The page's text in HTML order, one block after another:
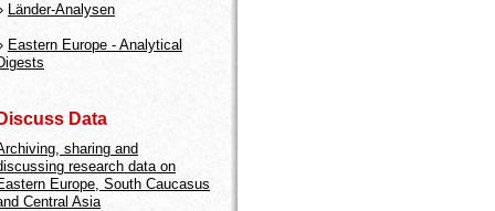
Länder-Analysen
Eastern Europe - Analytical
Data
sharing and
research data on
Europe, South Caucasus
Central Asia